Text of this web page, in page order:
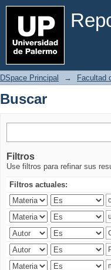
Buscar
DSpace Principal → Facultad
Buscar
Filtros
Use filtros para refinar sus
Filtros actuales: